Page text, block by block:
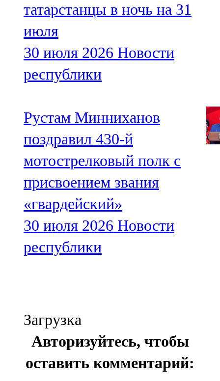
татарстанцы в ночь на 31
июля
30 июля 2026 Новости
республики
Рустам Минниханов
поздравил 430-й
мотострелковый полк с
присвоением звания
«гвардейский»
30 июля 2026 Новости
республики
Загрузка
Авторизуйтесь, чтобы
оставить комментарий: